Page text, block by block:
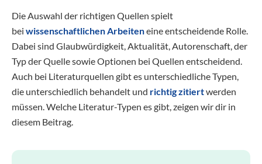
Die Auswahl der richtigen Quellen spielt
bei wissenschaftlichen Arbeiteneine entscheidende Rolle.
Dabei sind Glaubwürdigkeit, Aktualität, Autorenschaft, der
Typ der Quelle sowie Optionen bei Quellen entscheidend.
Auch bei Literaturquellen gibt es unterschiedliche Typen,
die unterschiedlich behandelt und richtig zitiertwerden
müssen. Welche Literatur-Typen es gibt, zeigen wir dir in
diesem Beitrag.